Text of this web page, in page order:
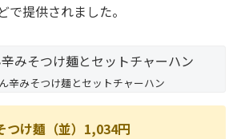
で提供されました。
辛みそつけ麺とセットチャーハン
つけ麺（並）1,034円